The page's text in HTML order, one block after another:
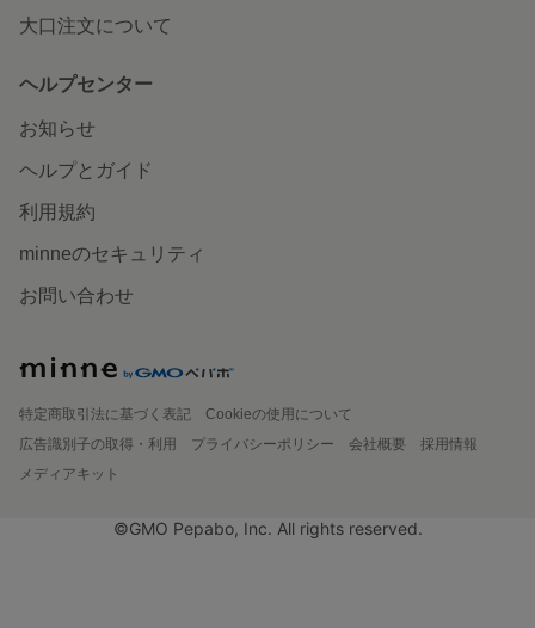
大口注文について
ヘルプセンター
お知らせ
ヘルプとガイド
利用規約
minneのセキュリティ
お問い合わせ
特定商取引法に基づく表記
Cookieの使用について
広告識別子の取得・利用
プライバシーポリシー 会社概要
採用情報
メディアキット
©GMO Pepabo, Inc. All rights reserved.